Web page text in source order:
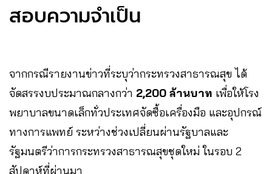
สอบความจำเป็น
จากกรณีรายงานข่าวที่ระบุว่ากระทรวงสาธารณสุข ได้
จัดสรรงบประมาณกลางกว่า 2,200 ล้านบาท เพื่อให้โรง
พยาบาลขนาดเล็กทั่วประเทศจัดซื้อเครื่องมือ และอุปกรณ์
ทางการแพทย์ ระหว่างช่วงเปลี่ยนผ่านรัฐบาลและ
รัฐมนตรีว่าการกระทรวงสาธารณสุขชุดใหม่ ในรอบ 2
สัปดาห์ที่ผ่านมา